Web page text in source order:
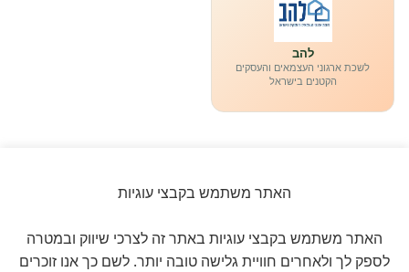
להב
לשכת ארגוני העצמאים והעסקים
הקטנים בישראל
דירוג 5 ★ מתוך 5
האתר משתמש בקבצי עוגיות
האתר משתמש בקבצי עוגיות באתר זה לצרכי שיווק ובמטרה
לספק לך ולאחרים חוויית גלישה טובה יותר. לשם כך אנו זוכרים